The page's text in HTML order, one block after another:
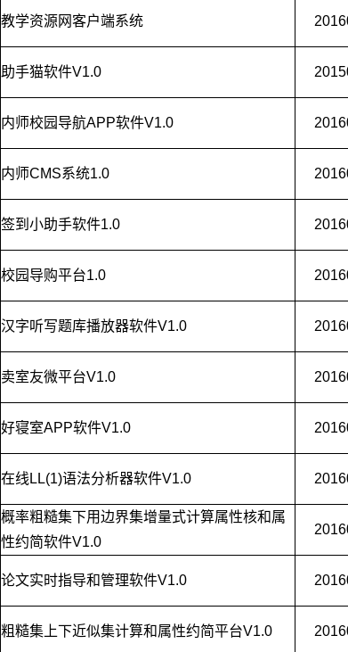
教学资源网客户端系统
助手猫软件V1.0
内师校园导航APP软件V1.0
内师CMS系统1.0
签到小助手软件1.0
校园导购平台1.0
汉字听写题库播放器软件V1.0
卖室友微平台V1.0
好寝室APP软件V1.0
在线LL(1)语法分析器软件V1.0
概率粗糙集下用边界集增量式计算属性核和属
性约简软件V1.0
论文实时指导和管理软件V1.0
粗糙集上下近似集计算和属性约简平台V1.0